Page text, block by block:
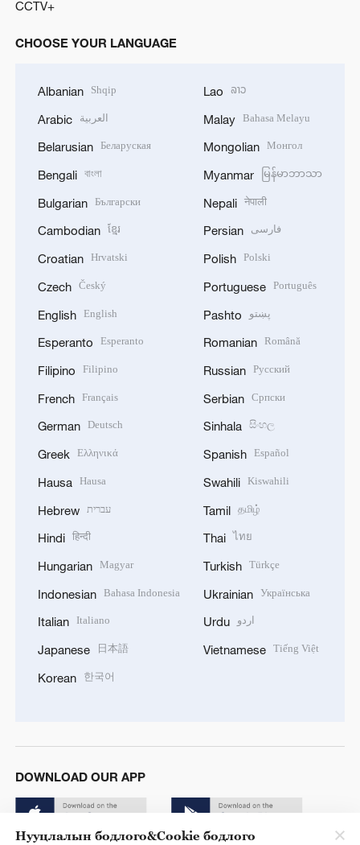
CCTV+
CHOOSE YOUR LANGUAGE
Albanian Shqip
Arabic العربية
Belarusian Беларуская
Bengali বাংলা
Bulgarian Български
Cambodian ខ្មែរ
Croatian Hrvatski
Czech Český
English English
Esperanto Esperanto
Filipino Filipino
French Français
German Deutsch
Greek Ελληνικά
Hausa Hausa
Hebrew עברית
Hindi हिन्दी
Hungarian Magyar
Indonesian Bahasa Indonesia
Italian Italiano
Japanese 日本語
Korean 한국어
Lao ລາວ
Malay Bahasa Melayu
Mongolian Монгол
Myanmar မြန်မာဘာသာ
Nepali नेपाली
Persian فارسی
Polish Polski
Portuguese Português
Pashto پښتو
Romanian Română
Russian Русский
Serbian Српски
Sinhala සිංහල
Spanish Español
Swahili Kiswahili
Tamil தமிழ்
Thai ไทย
Turkish Türkçe
Ukrainian Українська
Urdu اردو
Vietnamese Tiếng Việt
DOWNLOAD OUR APP
Нууцлалын бодлого&Cookie бодлого